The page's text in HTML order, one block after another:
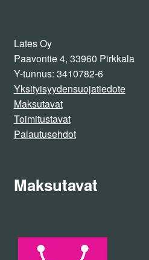
Lates Oy
Paavontie 4, 33960 Pirkkala
Y-tunnus: 3410782-6
Yksityisyydensuojatiedote
Maksutavat
Toimitustavat
Palautusehdot
Maksutavat